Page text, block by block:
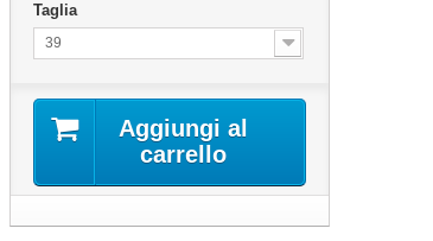
Taglia
39
Aggiungi al
carrello